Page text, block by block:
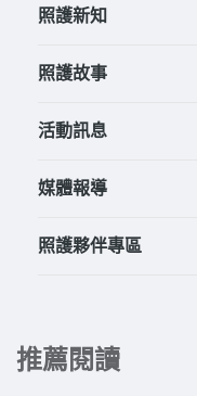
照護新知
照護故事
活動訊息
媒體報導
照護夥伴專區
推薦閱讀